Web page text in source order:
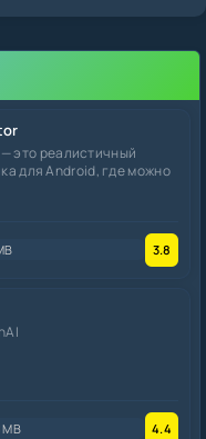
это реалистичный
для Android, где можно
3.8
MB 4.4